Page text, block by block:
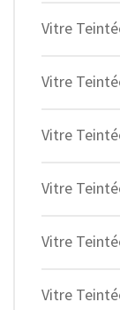
Vitre
Vitre
Vitre
Vitre
Vitre
Vitre